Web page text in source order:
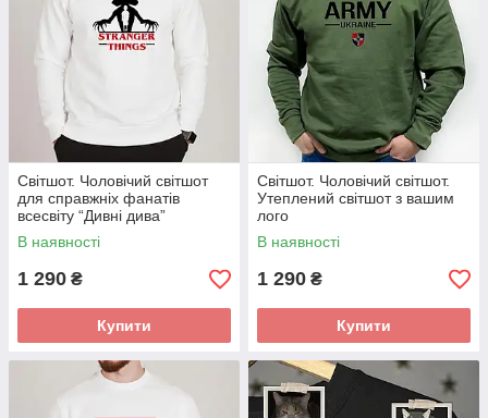
Світшот. Чоловічий світшот
для справжніх фанатів
всесвіту “Дивні дива”
В наявності
1 290 ₴
Купити
Світшот. Чоловічий світшот.
Утеплений світшот з вашим
лого
В наявності
1 290 ₴
Купити